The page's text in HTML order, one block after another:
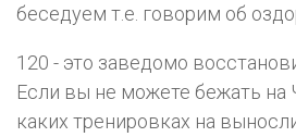
беседуем т.е. говорим об
120 - это заведомо
Если вы не можете бежать на
каких тренировках на